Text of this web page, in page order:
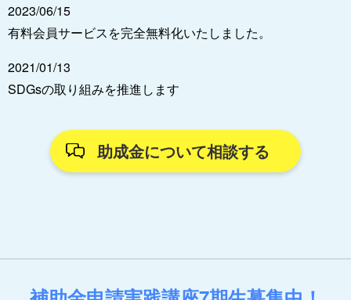
2023/06/15
有料会員サービスを完全無料化いたしました。
2021/01/13
SDGsの取り組みを推進します
助成金について相談する